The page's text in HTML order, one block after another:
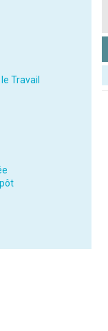
Travail